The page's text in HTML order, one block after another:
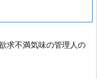
求不満気味の管理人の